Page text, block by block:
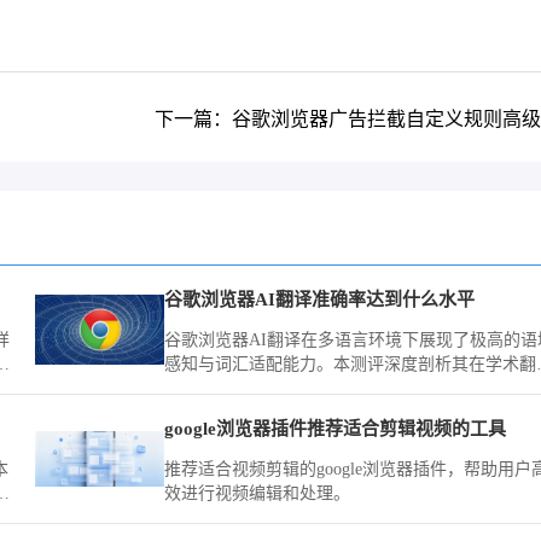
下一篇：谷歌浏览器广告拦截自定义规则高
谷歌浏览器AI翻译准确率达到什么水平
谷歌浏览器AI翻译在多语言环境下展现了极高的语
感知与词汇适配能力。本测评深度剖析其在学术翻
google浏览器插件推荐适合剪辑视频的工具
推荐适合视频剪辑的google浏览器插件，帮助用户
效进行视频编辑和处理。